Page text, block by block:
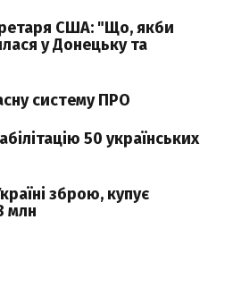
США: "Що, якби
у Донецьку та
систему ПРО
50 українських
зброю, купує
млн